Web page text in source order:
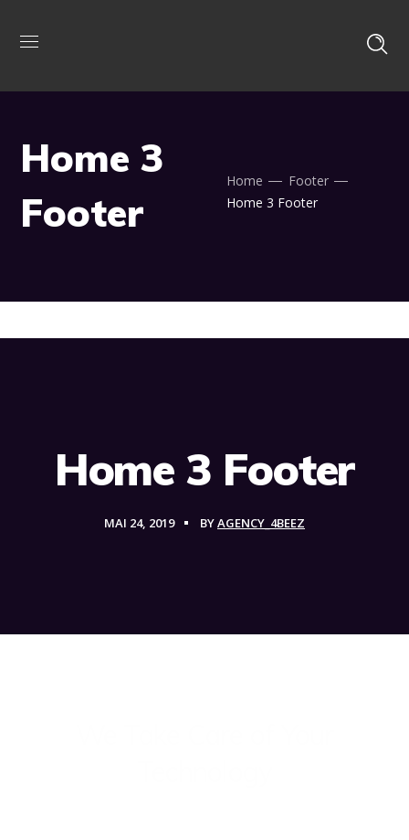
Home 3
Footer
Home
Footer
Home 3 Footer
Home 3 Footer
MAI 24, 2019 BYAGENCY_4BEEZ